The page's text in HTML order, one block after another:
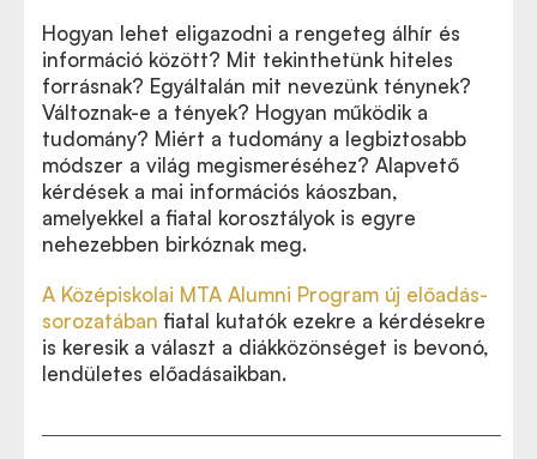
Hogyan lehet eligazodni a rengeteg álhír és
információ között? Mit tekinthetünk hiteles
forrásnak? Egyáltalán mit nevezünk ténynek?
Változnak-e a tények? Hogyan működik a
tudomány? Miért a tudomány a legbiztosabb
módszer a világ megismeréséhez? Alapvető
kérdések a mai információs káoszban,
amelyekkel a fiatal korosztályok is egyre
nehezebben birkóznak meg.
A Középiskolai MTA Alumni Program új előadás-
sorozatában fiatal kutatók ezekre a kérdésekre
is keresik a választ a diákközönséget is bevonó,
lendületes előadásaikban.